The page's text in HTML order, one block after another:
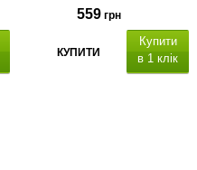
559 грн
КУПИТИ
Купити
в 1 клік